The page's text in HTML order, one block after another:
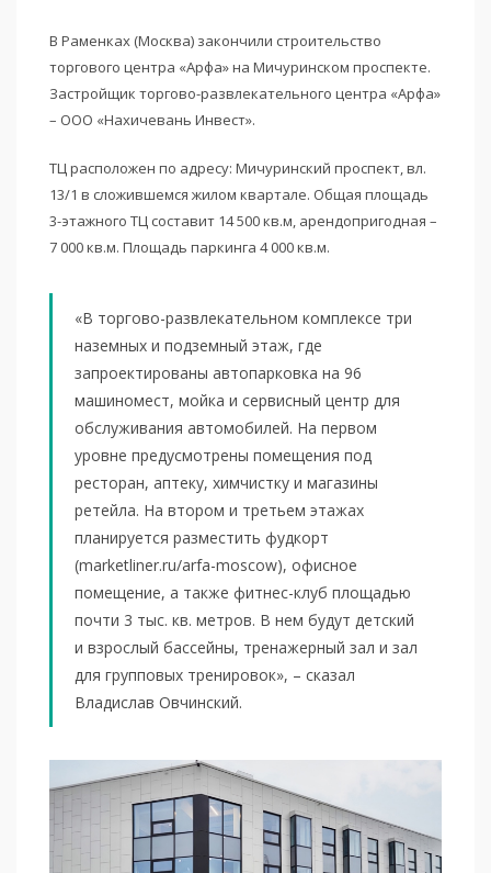
В Раменках (Москва) закончили строительство
торгового центра «Арфа» на Мичуринском проспекте.
Застройщик торгово-развлекательного центра «Арфа»
– ООО «Нахичевань Инвест».
ТЦ расположен по адресу: Мичуринский проспект, вл.
13/1 в сложившемся жилом квартале. Общая площадь
3-этажного ТЦ составит 14 500 кв.м, арендопригодная –
7 000 кв.м. Площадь паркинга 4 000 кв.м.
«В торгово-развлекательном комплексе три
наземных и подземный этаж, где
запроектированы автопарковка на 96
машиномест, мойка и сервисный центр для
обслуживания автомобилей. На первом
уровне предусмотрены помещения под
ресторан, аптеку, химчистку и магазины
ретейла. На втором и третьем этажах
планируется разместить фудкорт
(marketliner.ru/arfa-moscow), офисное
помещение, а также фитнес-клуб площадью
почти 3 тыс. кв. метров. В нем будут детский
и взрослый бассейны, тренажерный зал и зал
для групповых тренировок», – сказал
Владислав Овчинский.